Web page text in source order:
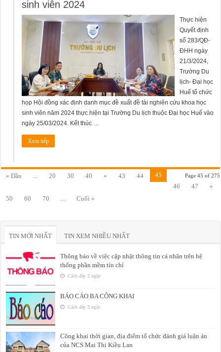
sinh viên 2024
Thực hiện
Quyết định
số 283/QĐ-
ĐHH ngày
21/3/2024,
Trường Du
lịch- Đại học
Huế tổ chức
họp Hội đồng xác định danh mục đề xuất đề tài nghiên cứu khoa học
sinh viên năm 2024 thực hiện tại Trường Du lịch thuộc Đại học Huế vào
ngày 25/03/2024. Kết thúc …
Xem tiếp
Page 45 of 275
« Đầu 20 30 40 « 43 44
45
46
47
»
50
60 70 Cuối »
TIN MỚI NHẤT TIN XEM NHIỀU NHẤT
Thông báo về việc cập nhật thông tin cá nhân trên hệ
thống phần mềm tín chỉ
Cách đây 2 ngày
BÁO CÁO BA CÔNG KHAI
Cách đây 3 ngày
Công khai thời gian, địa điểm tổ chức đánh giá luận án
của NCS Mai Thị Kiều Lan